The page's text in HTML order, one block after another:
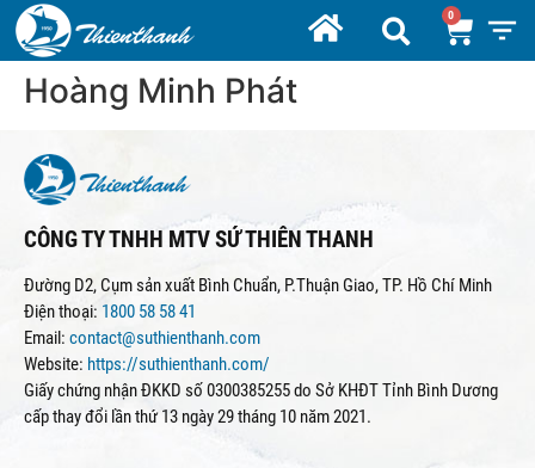
Hoàng Minh Phát
CÔNG TY TNHH MTV SỨ THIÊN THANH
Đường D2, Cụm sản xuất Bình Chuẩn, P.Thuận Giao, TP. Hồ Chí Minh
Điện thoại: 1800 58 58 41
Email: contact@suthienthanh.com
Website: https://suthienthanh.com/
Giấy chứng nhận ĐKKD số 0300385255 do Sở KHĐT Tỉnh Bình Dương
cấp thay đổi lần thứ 13 ngày 29 tháng 10 năm 2021.